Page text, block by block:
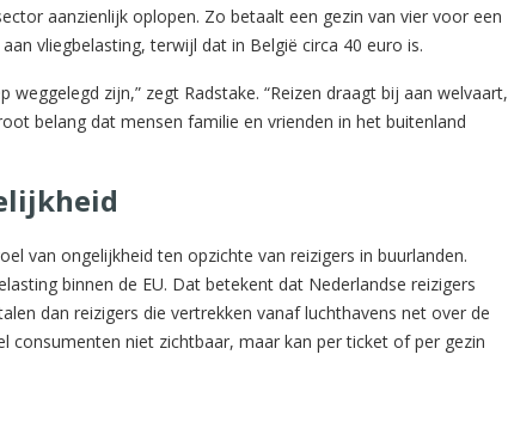
aanzienlijk oplopen. Zo betaalt een gezin van vier voor een
vliegbelasting, terwijl dat in België circa 40 euro is.
zijn,” zegt Radstake. “Reizen draagt bij aan welvaart,
belang dat mensen familie en vrienden in het buitenland
van ongelijkheid ten opzichte van reizigers in buurlanden.
binnen de EU. Dat betekent dat Nederlandse reizigers
dan reizigers die vertrekken vanaf luchthavens net over de
consumenten niet zichtbaar, maar kan per ticket of per gezin